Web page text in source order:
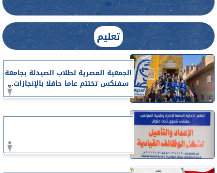
تعليم
الجمعية المصرية لطلاب الصيدلة بجامعة
سفنكس تختتم عاما حافلا بالإنجازات...